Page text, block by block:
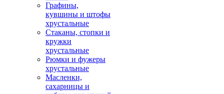
Графины,
кувшины и штофы
хрустальные
Стаканы, стопки и
кружки
хрустальные
Рюмки и фужеры
хрустальные
Масленки,
сахарницы и